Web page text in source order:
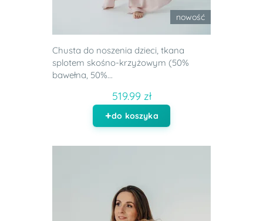
nowość
Chusta do noszenia dzieci, tkana
splotem skośno-krzyżowym (50%
bawełna, 50%...
519.99 zł
do koszyka